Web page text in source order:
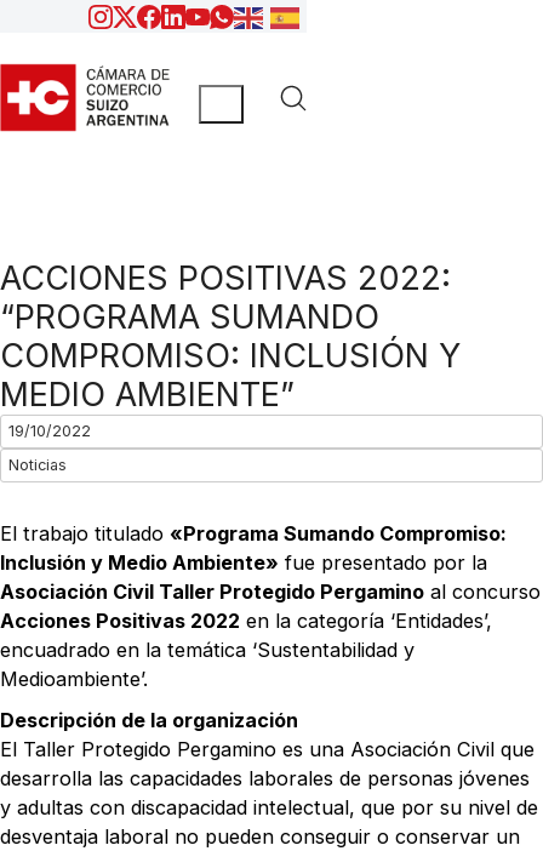
ACCIONES POSITIVAS 2022:
“PROGRAMA SUMANDO
COMPROMISO: INCLUSIÓN Y
MEDIO AMBIENTE”
19/10/2022
Noticias
El trabajo titulado «Programa Sumando Compromiso:
Inclusión y Medio Ambiente» fue presentado por la
Asociación Civil Taller Protegido Pergamino al concurso
Acciones Positivas 2022 en la categoría ‘Entidades’,
encuadrado en la temática ‘Sustentabilidad y
Medioambiente’.
Descripción de la organización
El Taller Protegido Pergamino es una Asociación Civil que
desarrolla las capacidades laborales de personas jóvenes
y adultas con discapacidad intelectual, que por su nivel de
desventaja laboral no pueden conseguir o conservar un